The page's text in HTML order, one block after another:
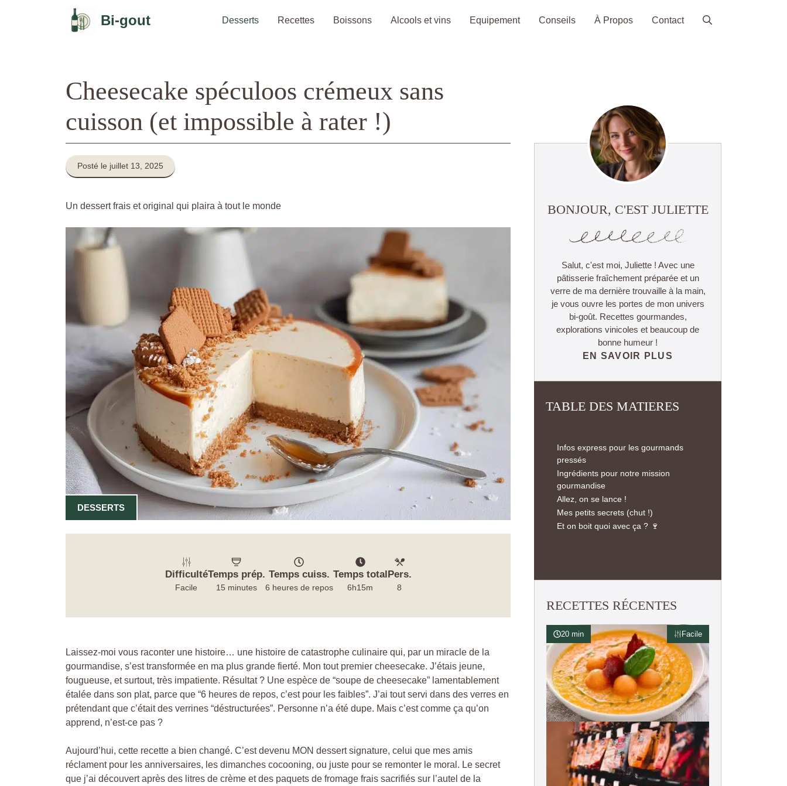
Bi-gout Desserts Recettes Boissons Alcools et vins Equipement Conseils À Propos Contact
Cheesecake spéculoos crémeux sans
cuisson (et impossible à rater !)
Posté le juillet 13, 2025
Un dessert frais et original qui plaira à tout le monde
DESSERTS
Difficulté
Facile
Temps prép.
15 minutes
Temps cuiss.
6 heures de repos
Temps total
6h15m
Pers.
8
Laissez-moi vous raconter une histoire… une histoire de catastrophe culinaire qui, par un miracle de la
gourmandise, s’est transformée en ma plus grande fierté. Mon tout premier cheesecake. J’étais jeune,
fougueuse, et surtout, très impatiente. Résultat ? Une espèce de “soupe de cheesecake” lamentablement
étalée dans son plat, parce que “6 heures de repos, c’est pour les faibles”. J’ai tout servi dans des verres en
prétendant que c’était des verrines “déstructurées”. Personne n’a été dupe. Mais c’est comme ça qu’on
apprend, n’est-ce pas ?
Aujourd’hui, cette recette a bien changé. C’est devenu MON dessert signature, celui que mes amis
réclament pour les anniversaires, les dimanches cocooning, ou juste pour se remonter le moral. Le secret
que j’ai découvert après des litres de crème et des paquets de fromage frais sacrifiés sur l’autel de la
BONJOUR, C'EST JULIETTE
Salut, c'est moi, Juliette ! Avec une
pâtisserie fraîchement préparée et un
verre de ma dernière trouvaille à la main,
je vous ouvre les portes de mon univers
bi-goût. Recettes gourmandes,
explorations vinicoles et beaucoup de
bonne humeur !
EN SAVOIR PLUS
TABLE DES MATIERES
Infos express pour les gourmands
pressés
Ingrédients pour notre mission
gourmandise
Allez, on se lance !
Mes petits secrets (chut !)
Et on boit quoi avec ça ? 🍷
RECETTES RÉCENTES
20 min Facile
Soupe de melon glacée au basilic